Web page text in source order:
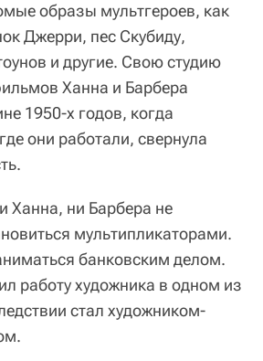
образы мультгероев, как
Джерри, пес Скубиду,
и другие. Свою студию
Ханна и Барбера
1950-х годов, когда
они работали, свернула
Ханна, ни Барбера не
мультипликаторами.
банковским делом.
работу художника в одном из
стал художником-